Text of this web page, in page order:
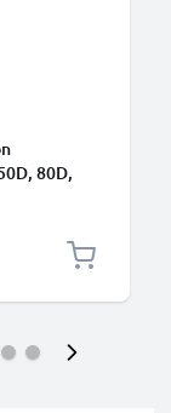
80D,
400PCU